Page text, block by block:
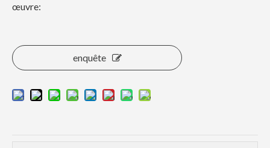
œuvre:
enquête